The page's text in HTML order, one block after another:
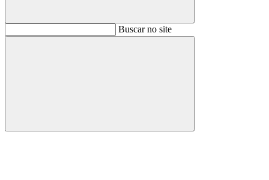
BuscarBuscar no site
Buscar